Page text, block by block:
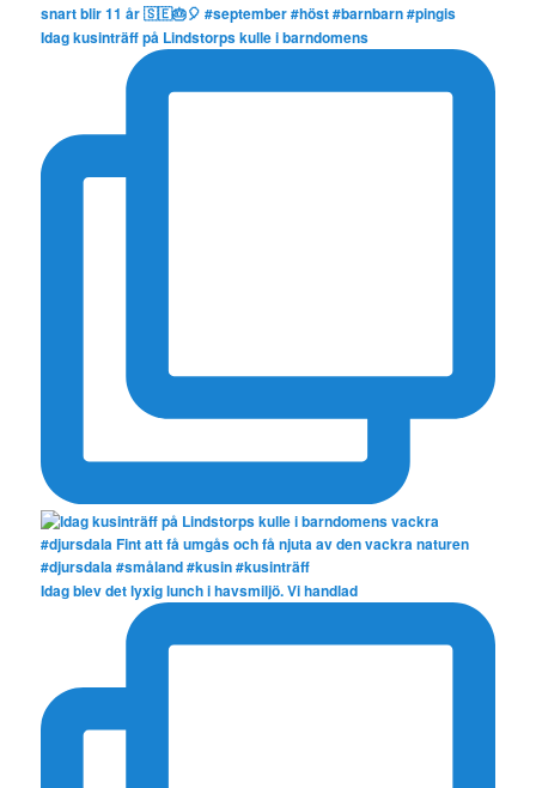
Idag kusinträff på Lindstorps kulle i barndomens
Idag blev det lyxig lunch i havsmiljö. Vi handlad